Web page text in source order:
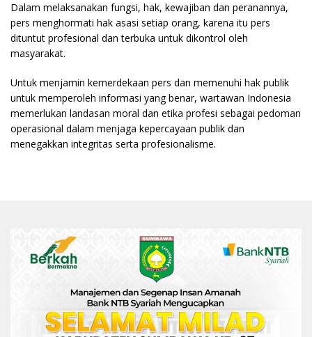
Dalam melaksanakan fungsi, hak, kewajiban dan peranannya,
pers menghormati hak asasi setiap orang, karena itu pers
dituntut profesional dan terbuka untuk dikontrol oleh
masyarakat.
Untuk menjamin kemerdekaan pers dan memenuhi hak publik
untuk memperoleh informasi yang benar, wartawan Indonesia
memerlukan landasan moral dan etika profesi sebagai pedoman
operasional dalam menjaga kepercayaan publik dan
menegakkan integritas serta profesionalisme.